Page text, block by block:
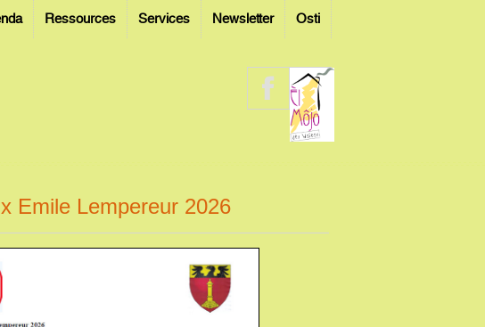
Ressources Services Newsletter Osti
Emile Lempereur 2026